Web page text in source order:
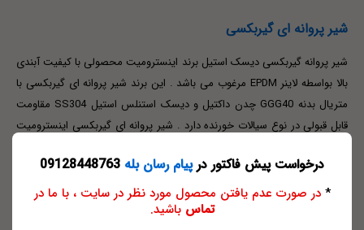
شیر پروانه ای گیربکسی
شیر پروانه گیربکسی دیسک استیل برند اینسترومیت محصولی با کیفیت آبندی
بالا بواسطه لاینر EPDM مرغوب می باشد . این برند شیر پروانه ای گیربکسی با
متریال بدنه GGG40 چدن داکتیل و دیسک استنلس استیل SS304 مقاومت
قابل قبولی در نوع سیالات خورنده دارد . شیر پروانه ای گیربکسی اینسترومیت
جهت سهولت در باز و بسته کردن شیر ، اللخصوص در سایزهای بزرگ می باشد
اینچ قابل ارائه و فروش است . قبلا نوع شیر پروانه ای دیسک استیل اهرمی
درخواست پیش فاکتور درپیام رسان بله
*در صورت عدم یافتن محصول مورد نظر در سایت ، با ما در
تماس باشید.